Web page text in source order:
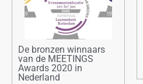
De bronzen winnaars
van de MEETINGS
Awards 2020 in
Nederland